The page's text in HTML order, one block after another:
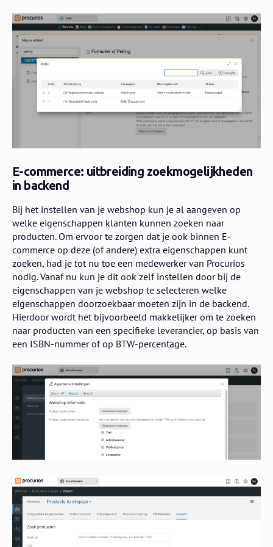
E-commerce: uitbreiding zoekmogelijkheden
in backend
Bij het instellen van je webshop kun je al aangeven op
welke eigenschappen klanten kunnen zoeken naar
producten. Om ervoor te zorgen dat je ook binnen E-
commerce op deze (of andere) extra eigenschappen kunt
zoeken, had je tot nu toe een medewerker van Procurios
nodig. Vanaf nu kun je dit ook zelf instellen door bij de
eigenschappen van je webshop te selecteren welke
eigenschappen doorzoekbaar moeten zijn in de backend.
Hierdoor wordt het bijvoorbeeld makkelijker om te zoeken
naar producten van een specifieke leverancier, op basis van
een ISBN-nummer of op BTW-percentage.